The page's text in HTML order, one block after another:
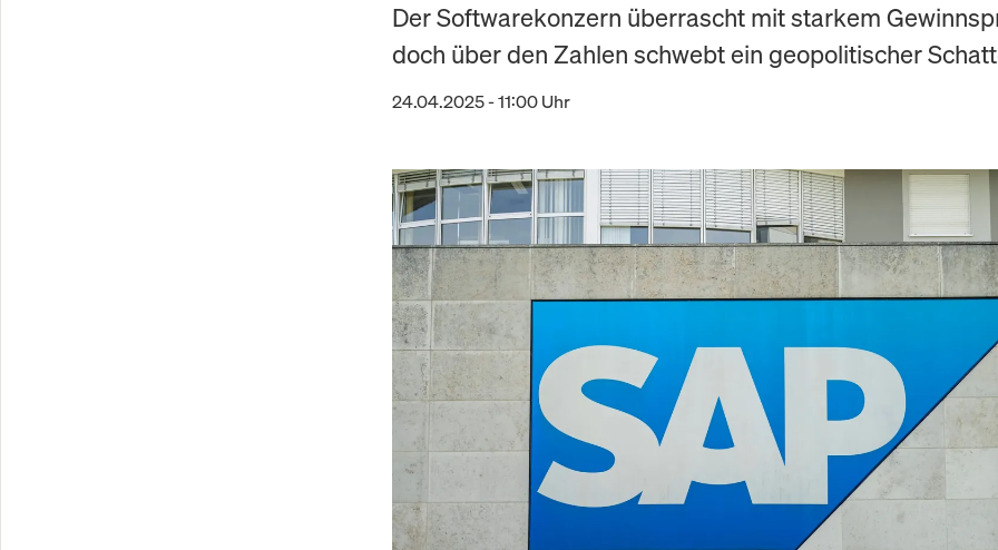
Der Softwarekonzern überrascht mit starkem
doch über den Zahlen schwebt ein geopolitischer
24.04.2025 - 11:00 Uhr